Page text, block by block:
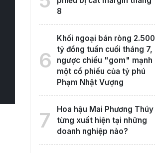
8
6
Khối ngoại bán ròng 2.500
tỷ đồng tuần cuối tháng 7,
ngược chiều "gom" mạnh
một cổ phiếu của tỷ phú
Phạm Nhật Vượng
7
Hoa hậu Mai Phương Thúy
từng xuất hiện tại những
doanh nghiệp nào?